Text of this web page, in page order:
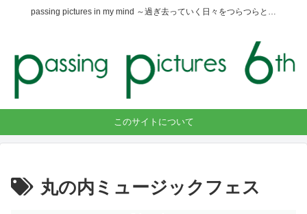
passing pictures in my mind ～過ぎ去っていく日々をつらつらと…
このサイトについて
丸の内ミュージックフェス